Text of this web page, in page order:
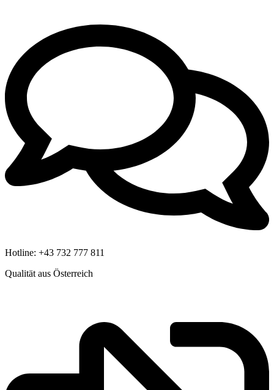
Hotline: +43 732 777 811
Qualität aus Österreich